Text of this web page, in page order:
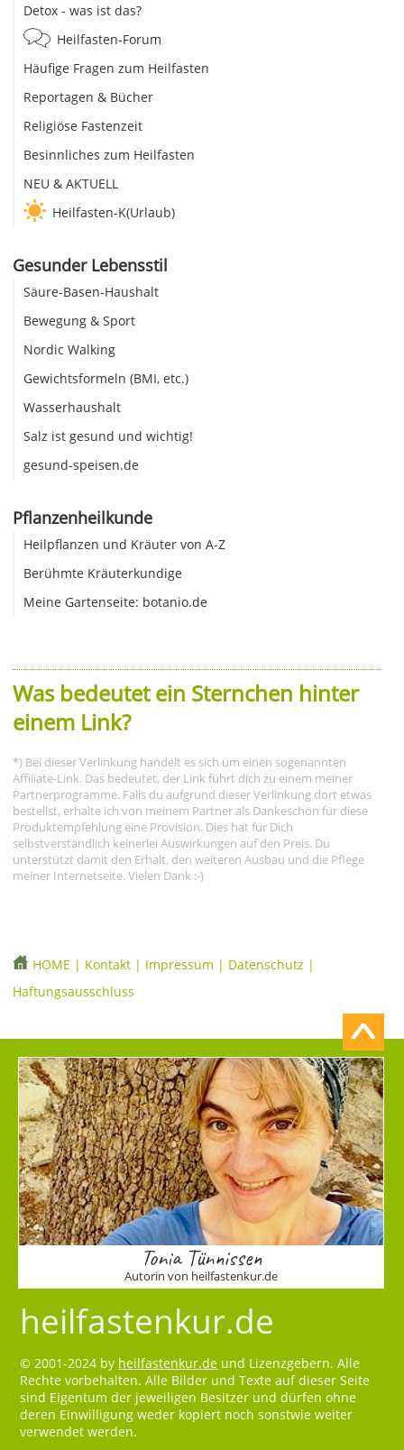
Detox - was ist das?
Heilfasten-Forum
Häufige Fragen zum Heilfasten
Reportagen & Bücher
Religiöse Fastenzeit
Besinnliches zum Heilfasten
NEU & AKTUELL
Heilfasten-K(Urlaub)
Gesunder Lebensstil
Säure-Basen-Haushalt
Bewegung & Sport
Nordic Walking
Gewichtsformeln (BMI, etc.)
Wasserhaushalt
Salz ist gesund und wichtig!
gesund-speisen.de
Pflanzenheilkunde
Heilpflanzen und Kräuter von A-Z
Berühmte Kräuterkundige
Meine Gartenseite: botanio.de
Was bedeutet ein Sternchen hinter
einem Link?
*) Bei dieser Verlinkung handelt es sich um einen sogenannten
Affiliate-Link. Das bedeutet, der Link führt dich zu einem meiner
Partnerprogramme. Falls du aufgrund dieser Verlinkung dort etwas
bestellst, erhalte ich von meinem Partner als Dankeschön für diese
Produktempfehlung eine Provision. Dies hat für Dich
selbstverständlich keinerlei Auswirkungen auf den Preis. Du
unterstützt damit den Erhalt, den weiteren Ausbau und die Pflege
meiner Internetseite. Vielen Dank :-)
HOME | Kontakt | Impressum | Datenschutz |
Haftungsausschluss
Tonia Tünnissen
Autorin von heilfastenkur.de
heilfastenkur.de
© 2001-2024 by heilfastenkur.de und Lizenzgebern. Alle
Rechte vorbehalten. Alle Bilder und Texte auf dieser Seite
sind Eigentum der jeweiligen Besitzer und dürfen ohne
deren Einwilligung weder kopiert noch sonstwie weiter
verwendet werden.